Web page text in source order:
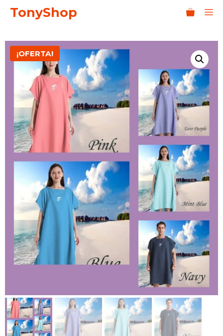
SaltarTonyShop
¡OFERTA!